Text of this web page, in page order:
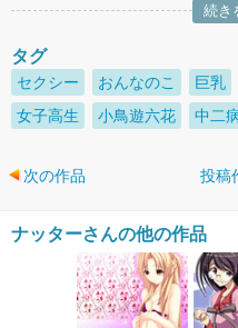
続き
タグ
セクシー おんなのこ 巨乳
女子高生
小鳥遊六花 中二
次の作品 投稿
ナッターさんの他の作品